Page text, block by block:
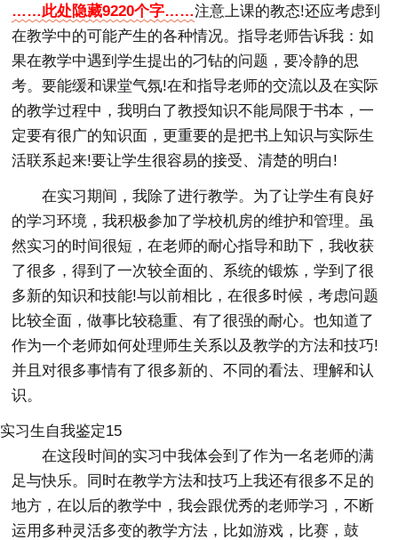
……此处隐藏9220个字……注意上课的教态!还应考虑到
在教学中的可能产生的各种情况。指导老师告诉我：如
果在教学中遇到学生提出的刁钻的问题，要冷静的思
考。要能缓和课堂气氛!在和指导老师的交流以及在实际
的教学过程中，我明白了教授知识不能局限于书本，一
定要有很广的知识面，更重要的是把书上知识与实际生
活联系起来!要让学生很容易的接受、清楚的明白!
在实习期间，我除了进行教学。为了让学生有良好
的学习环境，我积极参加了学校机房的维护和管理。虽
然实习的时间很短，在老师的耐心指导和助下，我收获
了很多，得到了一次较全面的、系统的锻炼，学到了很
多新的知识和技能!与以前相比，在很多时候，考虑问题
比较全面，做事比较稳重、有了很强的耐心。也知道了
作为一个老师如何处理师生关系以及教学的方法和技巧!
并且对很多事情有了很多新的、不同的看法、理解和认
识。
实习生自我鉴定15
在这段时间的实习中我体会到了作为一名老师的满
足与快乐。同时在教学方法和技巧上我还有很多不足的
地方，在以后的教学中，我会跟优秀的老师学习，不断
运用多种灵活多变的教学方法，比如游戏，比赛，鼓